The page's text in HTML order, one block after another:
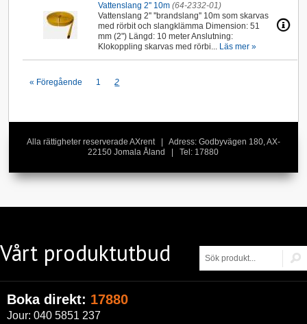
Vattenslang 2'' 10m (64-2332-01)
Vattenslang 2'' ''brandslang'' 10m som skarvas
med rörbit och slangklämma Dimension: 51
mm (2") Längd: 10 meter Anslutning:
Klokoppling skarvas med rörbi... Läs mer »
« Föregående 1 2
Alla rättigheter reserverade AXrent | Adress: Godbyvägen 180, AX-
22150 Jomala Åland | Tel: 17880
Vårt produktutbud
Boka direkt: 17880
Jour: 040 5851 237